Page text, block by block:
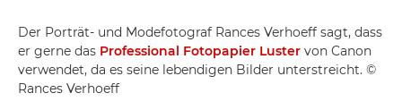
Der Porträt- und Modefotograf Rances Verhoeff sagt, dass
er gerne das Professional Fotopapier Luster von Canon
verwendet, da es seine lebendigen Bilder unterstreicht. ©
Rances Verhoeff